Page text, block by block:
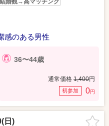
婚観→高マッチング
感のある男性
36〜44歳
通常価格 1,400円
初参加 0円
日)